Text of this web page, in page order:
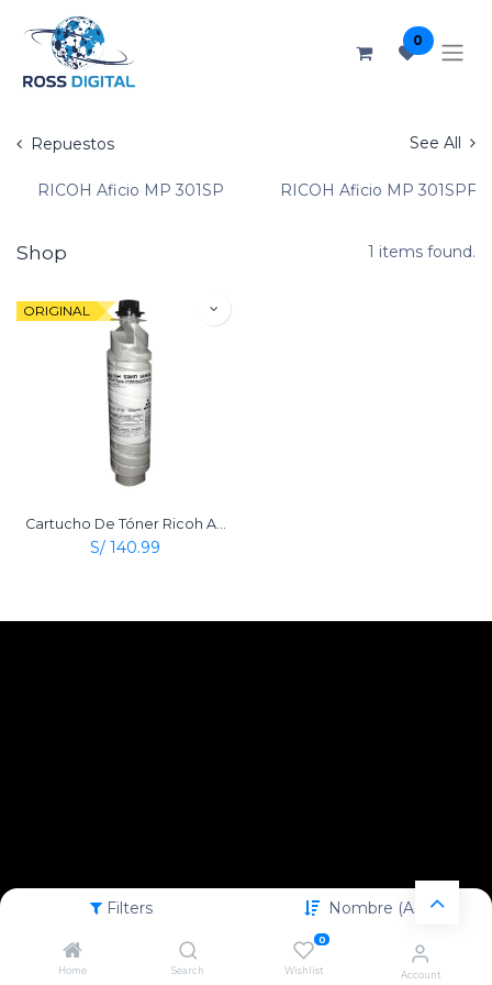
Filters Nombre (A-Z)
Home Search
0
Wishlist Account
0
Repuestos See All
RICOH Aficio MP 301SP RICOH Aficio MP 301SPF
Shop 1 items found.
ORIGINAL
S/ 140.99